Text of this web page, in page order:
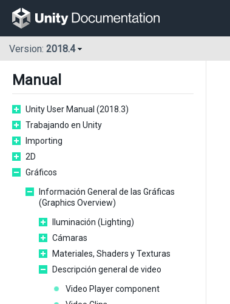
Version: 2018.4
Manual
Unity User Manual (2018.3)
Trabajando en Unity
Importing
2D
Gráficos
Información General de las Gráficas
(Graphics Overview)
Iluminación (Lighting)
Cámaras
Materiales, Shaders y Texturas
Descripción general de video
Video Player component